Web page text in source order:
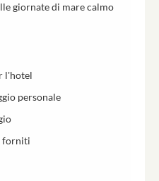
giornate di mare calmo
l'hotel
personale
forniti